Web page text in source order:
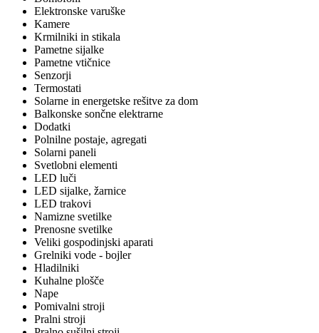
Elektronske varuške
Kamere
Krmilniki in stikala
Pametne sijalke
Pametne vtičnice
Senzorji
Termostati
Solarne in energetske rešitve za dom
Balkonske sončne elektrarne
Dodatki
Polnilne postaje, agregati
Solarni paneli
Svetlobni elementi
LED luči
LED sijalke, žarnice
LED trakovi
Namizne svetilke
Prenosne svetilke
Veliki gospodinjski aparati
Grelniki vode - bojler
Hladilniki
Kuhalne plošče
Nape
Pomivalni stroji
Pralni stroji